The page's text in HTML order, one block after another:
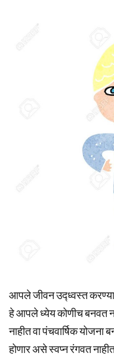
आपले जीवन उद्ध्वस्त
हे आपले ध्येय कोणीच बनवत
नाहीत वा पंचवार्षिक
होणार असे स्वप्न रंगवत